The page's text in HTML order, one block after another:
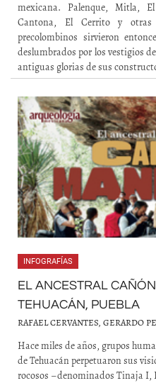
mexicana. Palenque, Mitla,
Cantona, El Cerrito y otras
precolombinos sirvieron
deslumbrados por los vestigios
antiguas glorias de sus
INFOGRAFÍAS
EL ANCESTRAL
TEHUACÁN, PUEBLA
RAFAEL CERVANTES, GERARDO
Hace miles de años, grupos
de Tehuacán perpetuaron sus
rocosos –denominados Tinaja